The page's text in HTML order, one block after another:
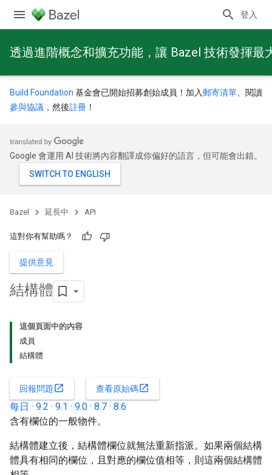
登入
透過進階概念和擴充功能，讓 Bazel 技術發揮最
Build Foundation 基金會已開始招募創始成員！加入郵寄清單 、閱讀
參與協議 ，然後註冊 ！
Google 會運用 AI 技術將內容翻譯成你偏好的語言，但可能會出錯。
Bazel 延長中 API
這對你有幫助嗎？
提供意見
結構體
這個頁面中的內容
成員
結構體
回報問題open_in_new 查看原始碼open_in_new
每日 · 9.2 · 9.1 · 9.0 · 8.7 · 8.6
含有欄位的一般物件。
結構體建立後，結構體欄位就無法重新指派。如果兩個結構
體具有相同的欄位，且對應的欄位值相等，則這兩個結構體